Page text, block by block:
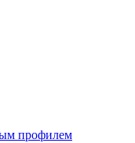
профилем